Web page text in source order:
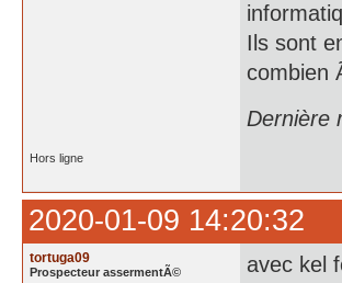
Ils sont
combien
Dernière
Hors ligne
2020-01-09 14:20:32
tortuga09
Prospecteur assermentÃ©
avec kel